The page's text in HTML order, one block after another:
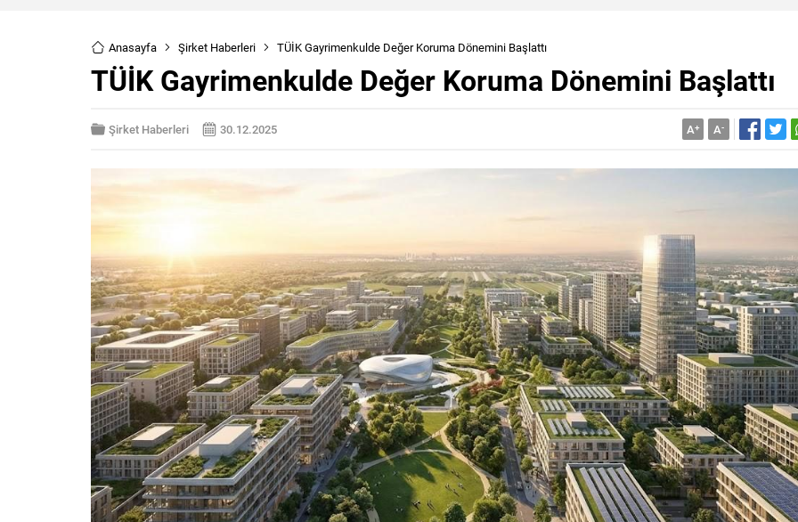
Anasayfa Şirket Haberleri TÜİK Gayrimenkulde Değer Koruma Dönemini Başlattı
TÜİK Gayrimenkulde Değer Koruma Dönemini Başlattı
Şirket Haberleri 30.12.2025 A+ A-